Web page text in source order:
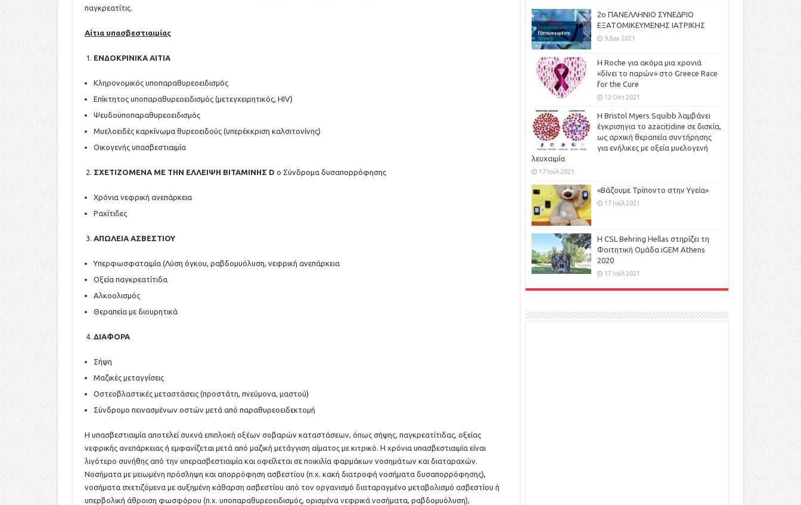
παγκρεατίτις.
Αίτια υπασβεστιαιμίας
ΕΝΔΟΚΡΙΝΙΚΑ ΑΙΤΙΑ
Κληρονομικός υποπαραθυρεοειδισμός
Επίκτητος υποπαραθυρεοειδισμός (μετεγχειρητικός, HIV)
Ψευδοϋποπαραθυρεοειδισμός
Μυελοειδές καρκίνωμα θυρεοειδούς (υπερέκκριση καλσιτονίνης)
Οικογενής υπασβεστιαιμία
ΣΧΕΤΙΖΟΜΕΝΑ ΜΕ ΤΗΝ ΕΛΛΕΙΨΗ ΒΙΤΑΜΙΝΗΣ D o Σύνδρομα δυσαπορρόφησης
Χρόνια νεφρική ανεπάρκεια
Ραχίτιδες
ΑΠΩΛΕΙΑ ΑΣΒΕΣΤΙΟΥ
Υπερφωσφαταιμία (Λύση όγκου, ραβδομυόλυση, νεφρική ανεπάρκεια
Οξεία παγκρεατίτιδα
Αλκοολισμός
Θεραπεία με διουρητικά
ΔΙΑΦΟΡΑ
Σήψη
Μαζικές μεταγγίσεις
Οστεοβλαστικές μεταστάσεις (προστάτη, πνεύμονα, μαστού)
Σύνδρομο πεινασμένων οστών μετά από παραθυρεοειδεκτομή
Η υπασβεστιαιμία αποτελεί συχνά επιπλοκή οξέων σοβαρών καταστάσεων, όπως σήψης, παγκρεατίτιδας, οξείας
νεφρικής ανεπάρκειας ή εμφανίζεται μετά από μαζική μετάγγιση αίματος με κιτρικό. Η χρόνια υπασβεστιαιμία είναι
λιγότερο συνήθης από την υπερασβεστιαιμία και οφείλεται σε ποικιλία φαρμάκων νοσημάτων και διαταραχών.
Νοσήματα με μειωμένη πρόσληψη και απορρόφηση ασβεστίου (π.χ. κακή διατροφή νοσήματα δυσαπορρόφησης),
νοσήματα σχετιζόμενα με αυξημένη κάθαρση ασβεστίου από τον οργανισμό διαταραγμένο μεταβολισμό ασβεστίου ή
υπερβολική άθροιση φωσφόρου (π.χ. υποπαραθυρεοειδισμός, ορισμένα νεφρικά νοσήματα, ραβδομυόλυση),
2ο ΠΑΝΕΛΛΗΝΙΟ ΣΥΝΕΔΡΙΟ
ΕΞΑΤΟΜΙΚΕΥΜΕΝΗΣ ΙΑΤΡΙΚΗΣ
9 Δεκ 2021
H Roche για ακόμα μια χρονιά
«δίνει το παρών» στο Greece Race
for the Cure
12 Οκτ 2021
Η Bristol Myers Squibb λαμβάνει
έγκρισηγια το azacitidine σε δισκία,
ως αρχική θεραπεία συντήρησης
για ενήλικες με οξεία μυελογενή
λευχαιμία
17 Ιούλ 2021
«Βάζουμε Τρίποντο στην Υγεία»
17 Ιούλ 2021
H CSL Behring Hellas στηρίζει τη
Φοιτητική Ομάδα iGEM Athens
2020
17 Ιούλ 2021